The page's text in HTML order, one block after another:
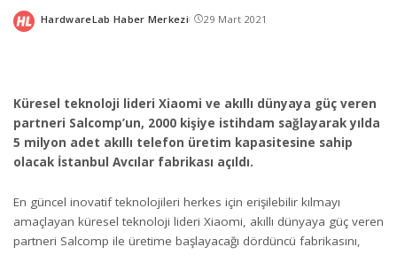
Posted
HardwareLab Haber Merkezi 29 Mart 2021
Küresel teknoloji lideri Xiaomi ve akıllı dünyaya güç veren
partneri Salcomp’un, 2000 kişiye istihdam sağlayarak yılda
5 milyon adet akıllı telefon üretim kapasitesine sahip
olacak İstanbul Avcılar fabrikası açıldı.
En güncel inovatif teknolojileri herkes için erişilebilir kılmayı
amaçlayan küresel teknoloji lideri Xiaomi, akıllı dünyaya güç veren
partneri Salcomp ile üretime başlayacağı dördüncü fabrikasını,